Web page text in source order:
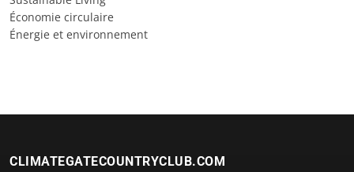
Économie circulaire
Énergie et environnement
CLIMATEGATECOUNTRYCLUB.COM